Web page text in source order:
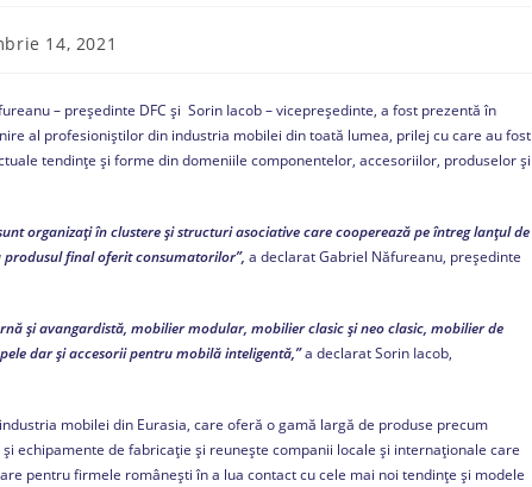
14, 2021
– președinte DFC și Sorin Iacob – vicepreședinte, a fost prezentă în
al profesioniștilor din industria mobilei din toată lumea, prilej cu care au fost
tendințe și forme din domeniile componentelor, accesoriilor, produselor și
organizați în clustere și structuri asociative care cooperează pe întreg lanțul de
final oferit consumatorilor”, a declarat Gabriel Năfureanu, președinte
și avangardistă, mobilier modular, mobilier clasic și neo clasic, mobilier de
dar și accesorii pentru mobilă inteligentă,”a declarat Sorin Iacob,
mobilei din Eurasia, care oferă o gamă largă de produse precum
echipamente de fabricație și reunește companii locale și internaționale care
pentru firmele românești în a lua contact cu cele mai noi tendințe și modele